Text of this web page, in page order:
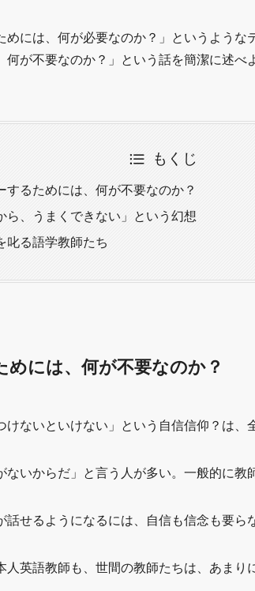
めには、何が必要なのか？」というよう
が不要なのか？」という話を簡潔に述べ
もくじ
するためには、何が不要なのか？
ら、うまくできない」という幻想
叱る語学教師たち
には、何が不要なのか？
ないといけない」という自信信仰？は、
ないからだ」と言う人が多い。一般的に教
せるようになるには、自信も信念も要ら
英語教師も、世間の教師たちは、あまり